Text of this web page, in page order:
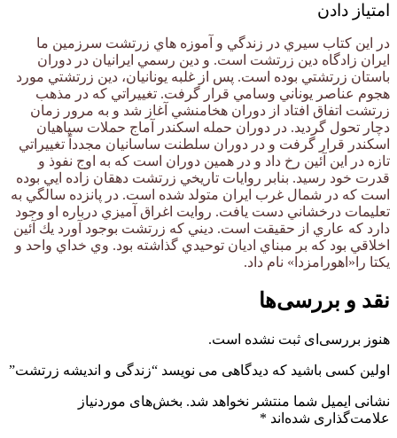
امتیاز دادن
در این کتاب سيري در زندگي و آموزه هاي زرتشت سرزمين ما
ايران زادگاه دين زرتشت است. و دين رسمي ايرانيان در دوران
باستان زرتشتي بوده است. پس از غلبه يونانيان، دين زرتشتي مورد
هجوم عناصر يوناني وسامي قرار گرفت. تغييراتي كه در مذهب
زرتشت اتفاق افتاد از دوران هخامنشي آغاز شد و به مرور زمان
دچار تحول گرديد. در دوران حمله اسكندر آماج حملات سپاهيان
اسكندر قرار گرفت و در دوران سلطنت ساسانيان مجدداً تغييراتي
تازه در اين آئين رخ داد و در همين دوران است كه به اوج نفوذ و
قدرت خود رسيد. بنابر روايات تاريخي زرتشت دهقان زاده ايي بوده
است كه در شمال غرب ايران متولد شده است. در پانزده سالگي به
تعليمات درخشاني دست يافت. روايت اغراق آميزي درباره او وجود
دارد كه عاري از حقيقت است. ديني كه زرتشت بوجود آورد يك آئين
اخلاقي بود كه بر مبناي اديان توحيدي گذاشته بود. وي خداي واحد و
يكتا را«اهورامزدا» نام داد.
نقد و بررسی‌ها
هنوز بررسی‌ای ثبت نشده است.
اولین کسی باشید که دیدگاهی می نویسد “زندگی و اندیشه زرتشت”
نشانی ایمیل شما منتشر نخواهد شد. بخش‌های موردنیاز
علامت‌گذاری شده‌اند *